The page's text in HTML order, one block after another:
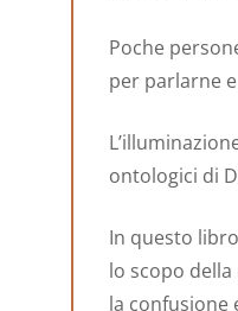
Poche
per parlarne
ontologici di
In questo
lo scopo
la confusione